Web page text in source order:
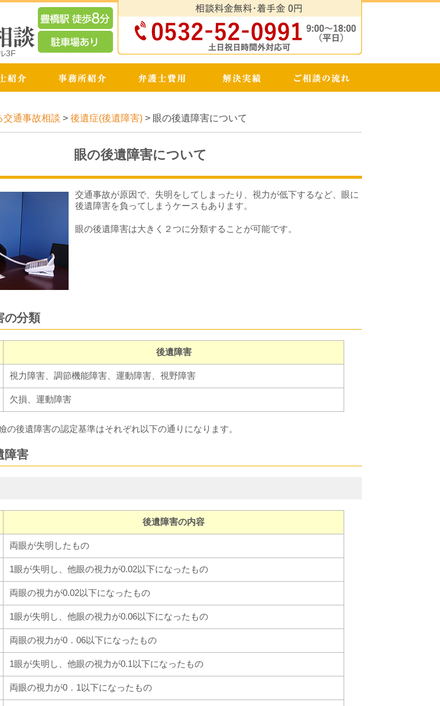
3F
交通事故相談 > 後遺症(後遺障害) > 眼の後遺障害について
眼の後遺障害について
交通事故が原因で、失明をしてしまったり、視力が低下するなど、眼に
後遺障害を負ってしまうケースもあります。
眼の後遺障害は大きく２つに分類することが可能です。
の分類
後遺障害
視力障害、調節機能障害、運動障害、視野障害
欠損、運動障害
の後遺障害の認定基準はそれぞれ以下の通りになります。
障害
後遺障害の内容
両眼が失明したもの
1眼が失明し、他眼の視力が0.02以下になったもの
両眼の視力が0.02以下になったもの
1眼が失明し、他眼の視力が0.06以下になったもの
両眼の視力が0．06以下になったもの
1眼が失明し、他眼の視力が0.1以下になったもの
両眼の視力が0．1以下になったもの